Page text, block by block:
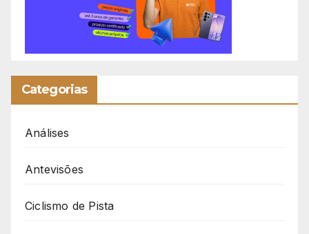
Categorias
Análises
Antevisões
Ciclismo de Pista